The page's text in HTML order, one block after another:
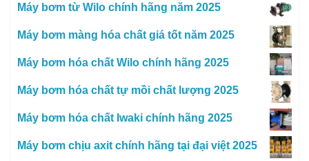
Máy bơm từ Wilo chính hãng năm 2025
Máy bơm màng hóa chất giá tốt năm 2025
Máy bơm hóa chất Wilo chính hãng 2025
Máy bơm hóa chất tự mồi chất lượng 2025
Máy bơm hóa chất Iwaki chính hãng 2025
Máy bơm chịu axit chính hãng tại đại việt 2025